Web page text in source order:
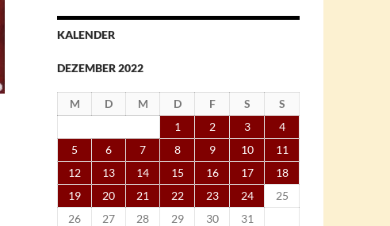
KALENDER
DEZEMBER 2022
M D M D F S
S
1
2 3
4
5
6 7 8 9 10
11
12
13 14 15 16 17
18
19
20 21 22 23 24
25
26
27 28 29 30
31